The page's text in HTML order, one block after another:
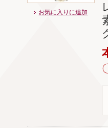
お気に入りに追加